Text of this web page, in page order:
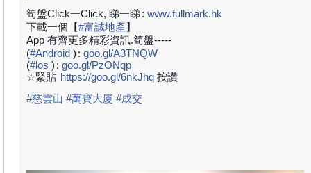
筍盤Click一Click, 睇一睇: www.fullmark.hk
下載一個【#富誠地產】
App 有齊更多精彩資訊.筍盤-----
(#Android ) : goo.gl/A3TNQW
(#los ) : goo.gl/PzONqp
☆緊貼 https://goo.gl/6nkJhq 按讚
#慈雲山 #萬寶大廈 #成交